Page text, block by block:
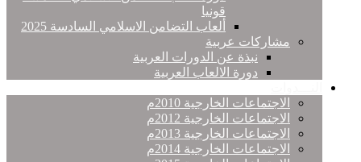
قونيا
ألعاب التضامن الاسلامي السادسة 2025
مشاركات عربية
نبذة عن الدورات العربية
دورة الالعاب العربية
الاجتماعات الخارجية 2010م
الاجتماعات الخارجية 2012م
الاجتماعات الخارجية 2013م
الاجتماعات الخارجية 2014م